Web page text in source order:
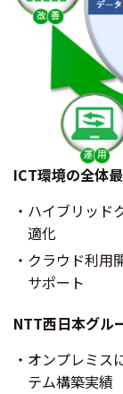
ICT環境の全体
ハイブリッド
適化
クラウド利用
サポート
NTT西日本グル
オンプレミス
テム構築実績